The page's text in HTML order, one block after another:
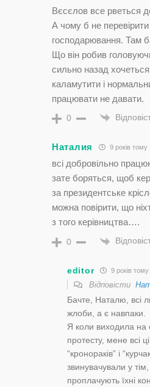
Вєсєлов все рветься
А чому б не перевірити
господарювання. Там
Що він робив
сильно назад
каламутити і
працювати не давати.
0
Наталия 9 років тому
всі добровільно
зате боряться, щоб
за президентське
можна повірити, що
з того керівництва….
0
editor 9 років тому
Відповісти
Бачте, Наталю, всі
жлоби, а є навпаки.
Я коли виходила на
протесту, мене всі
“кронораків” і
звинувачували у
проплачують їхні